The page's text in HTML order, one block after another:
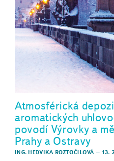
Atmosférická
aromatických
povodí Výrovky a
Prahy a Ostravy
ING. HEDVIKA ROZTOČILOVÁ – 13.